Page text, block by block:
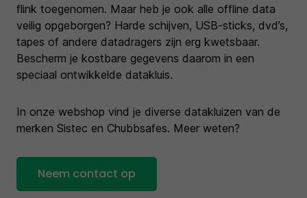
flink toegenomen. Maar heb je ook alle offline data
veilig opgeborgen? Harde schijven, USB-sticks, dvd’s,
tapes of andere datadragers zijn erg kwetsbaar.
Bescherm je kostbare gegevens daarom in een
speciaal ontwikkelde datakluis.
In onze webshop vind je diverse datakluizen van de
merken Sistec en Chubbsafes. Meer weten?
Neem contact op